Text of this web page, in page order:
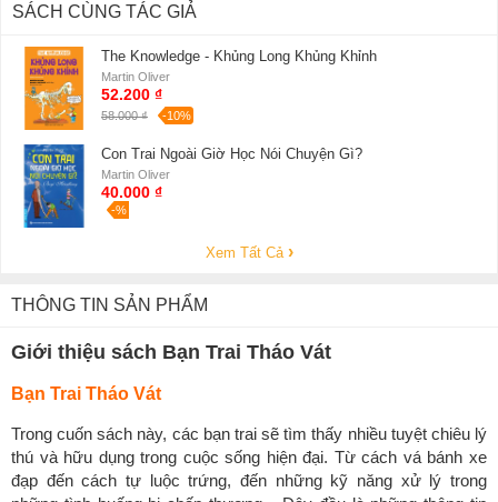
SÁCH CÙNG TÁC GIẢ
The Knowledge - Khủng Long Khủng Khỉnh
Martin Oliver
52.200 ₫
58.000 ₫ -10%
Con Trai Ngoài Giờ Học Nói Chuyện Gì?
Martin Oliver
40.000 ₫
-%
Xem Tất Cả
THÔNG TIN SẢN PHẨM
Giới thiệu sách Bạn Trai Tháo Vát
Bạn Trai Tháo Vát
Trong cuốn sách này, các bạn trai sẽ tìm thấy nhiều tuyệt chiêu lý
thú và hữu dụng trong cuộc sống hiện đại. Từ cách vá bánh xe
đạp đến cách tự luộc trứng, đến những kỹ năng xử lý trong